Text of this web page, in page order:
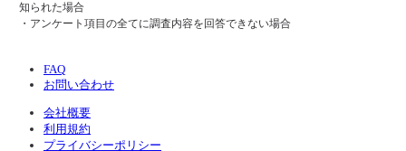
知られた場合
・アンケート項目の全てに調査内容を回答できない場合
FAQ
お問い合わせ
会社概要
利用規約
プライバシーポリシー